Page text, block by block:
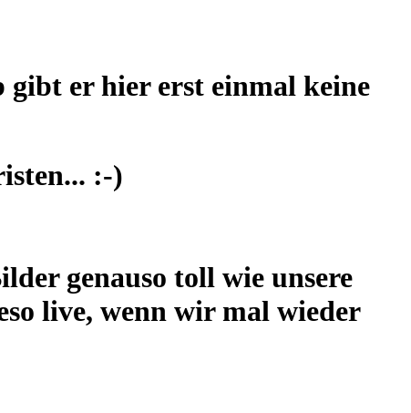
gibt er hier erst einmal keine
:-)
genauso toll wie unsere
live, wenn wir mal wieder